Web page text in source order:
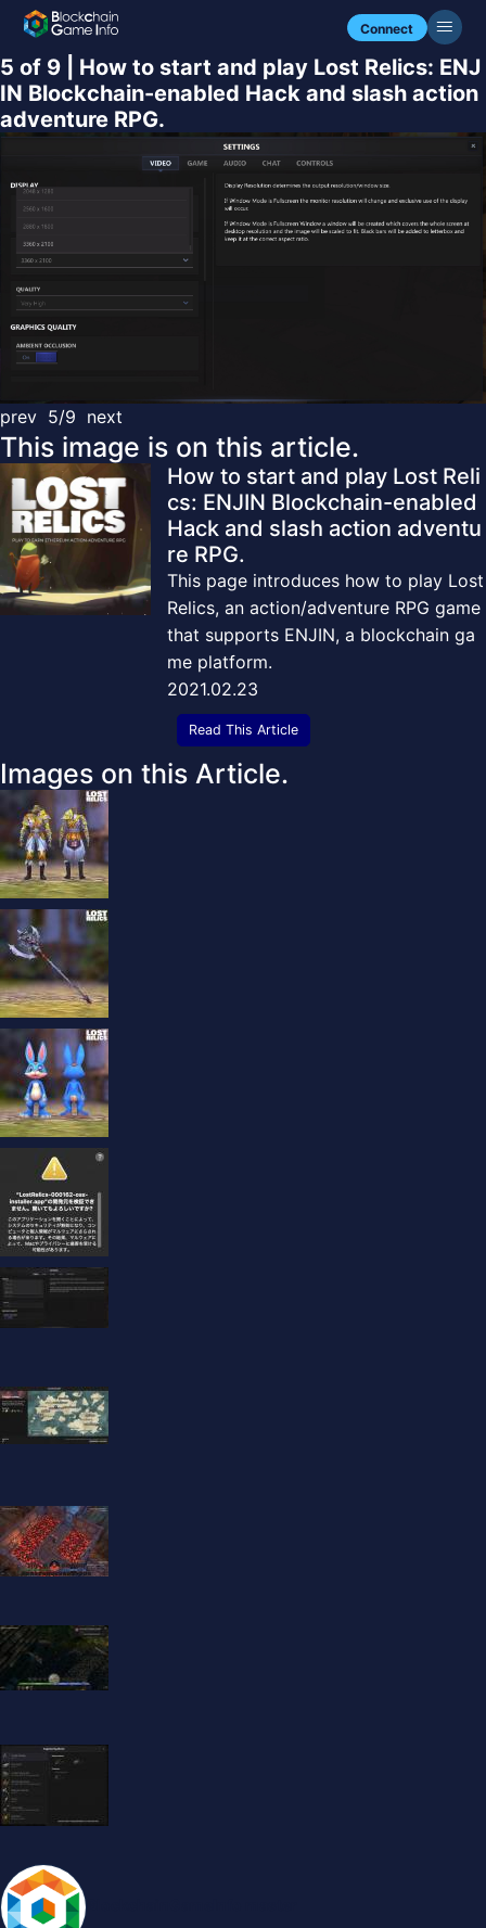
Connect
5 of 9 | How to start and play Lost Relics: ENJ
IN Blockchain-enabled Hack and slash action
adventure RPG.
prev 5/9 next
This image is on this article.
How to start and play Lost Reli
cs: ENJIN Blockchain-enabled
Hack and slash action adventu
re RPG.
This page introduces how to play Lost
Relics, an action/adventure RPG game
that supports ENJIN, a blockchain ga
me platform.
2021.02.23
Read This Article
Images on this Article.